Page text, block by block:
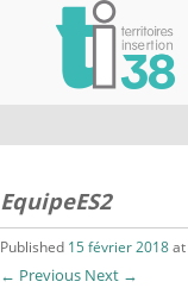
EquipeES2
Published 15 février 2018at
← Previous Next →